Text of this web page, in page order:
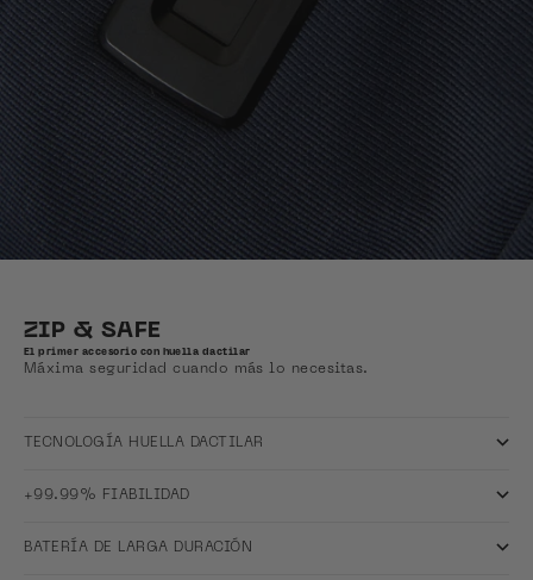
ZIP & SAFE
El primer accesorio con huella dactilar
Máxima seguridad cuando más lo necesitas.
TECNOLOGÍA HUELLA DACTILAR
+99.99% FIABILIDAD
BATERÍA DE LARGA DURACIÓN